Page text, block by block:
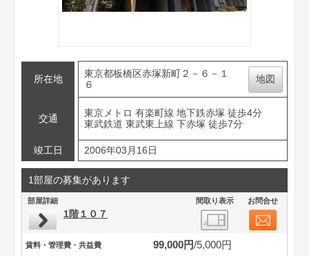
所在地
東京都板橋区赤塚新町２－６－１
６
地図
交通
東京メトロ 有楽町線 地下鉄赤塚 徒歩4分
東武鉄道 東武東上線 下赤塚 徒歩7分
竣工日 2006年03月16日
1部屋の募集があります
部屋詳細 間取り表示 お問合せ
1階１０７
賃料・管理費・共益費 99,000円 5,000円